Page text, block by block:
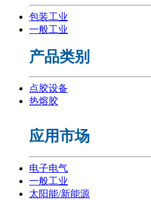
包装工业
一般工业
产品类别
点胶设备
热熔胶
应用市场
电子电气
一般工业
太阳能/新能源